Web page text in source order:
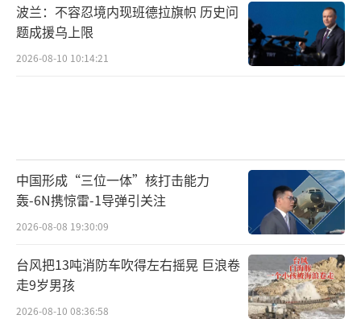
波兰：不容忍境内现班德拉旗帜 历史问
题成援乌上限
2026-08-10 10:14:21
中国形成“三位一体”核打击能力
轰-6N携惊雷-1导弹引关注
2026-08-08 19:30:09
台风把13吨消防车吹得左右摇晃 巨浪卷
走9岁男孩
2026-08-10 08:36:58